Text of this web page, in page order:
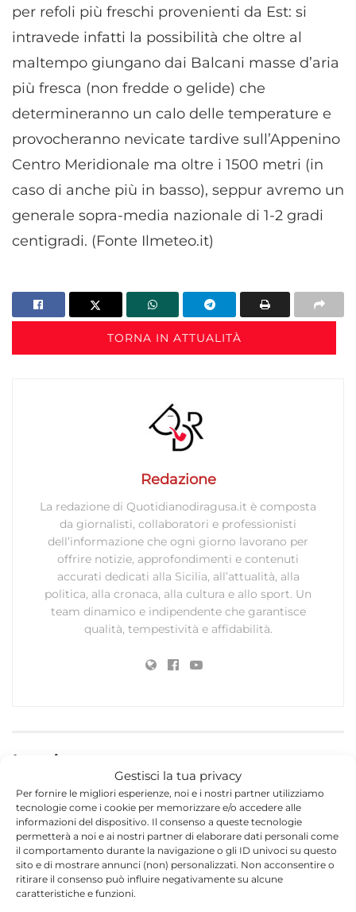
Gestisci la tua privacy
Per fornire le migliori esperienze, noi e i nostri partner utilizziamo
tecnologie come i cookie per memorizzare e/o accedere alle
informazioni del dispositivo. Il consenso a queste tecnologie
permetterà a noi e ai nostri partner di elaborare dati personali come
il comportamento durante la navigazione o gli ID univoci su questo
sito e di mostrare annunci (non) personalizzati. Non acconsentire o
ritirare il consenso può influire negativamente su alcune
caratteristiche e funzioni.
per refoli più freschi provenienti da Est: si
intravede infatti la possibilità che oltre al
maltempo giungano dai Balcani masse d’aria
più fresca (non fredde o gelide) che
determineranno un calo delle temperature e
provocheranno nevicate tardive sull’Appenino
Centro Meridionale ma oltre i 1500 metri (in
caso di anche più in basso), seppur avremo un
generale sopra-media nazionale di 1-2 gradi
centigradi. (Fonte Ilmeteo.it)
TORNA IN ATTUALITÀ
Redazione
La redazione di Quotidianodiragusa.it è composta
da giornalisti, collaboratori e professionisti
dell’informazione che ogni giorno lavorano per
offrire notizie, approfondimenti e contenuti
accurati dedicati alla Sicilia, all’attualità, alla
politica, alla cronaca, alla cultura e allo sport. Un
team dinamico e indipendente che garantisce
qualità, tempestività e affidabilità.
Lascia un commento
Il tuo indirizzo email non sarà pubblicato. I campi
obbligatori sono contrassegnati*
Commento *